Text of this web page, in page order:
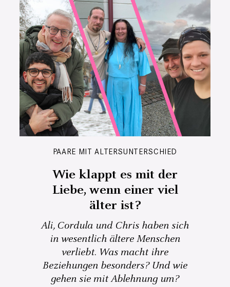
PAARE MIT ALTERSUNTERSCHIED
Wie klappt es mit der
Liebe, wenn einer viel
älter ist?
Ali, Cordula und Chris haben sich
in wesentlich ältere Menschen
verliebt. Was macht ihre
Beziehungen besonders? Und wie
gehen sie mit Ablehnung um?